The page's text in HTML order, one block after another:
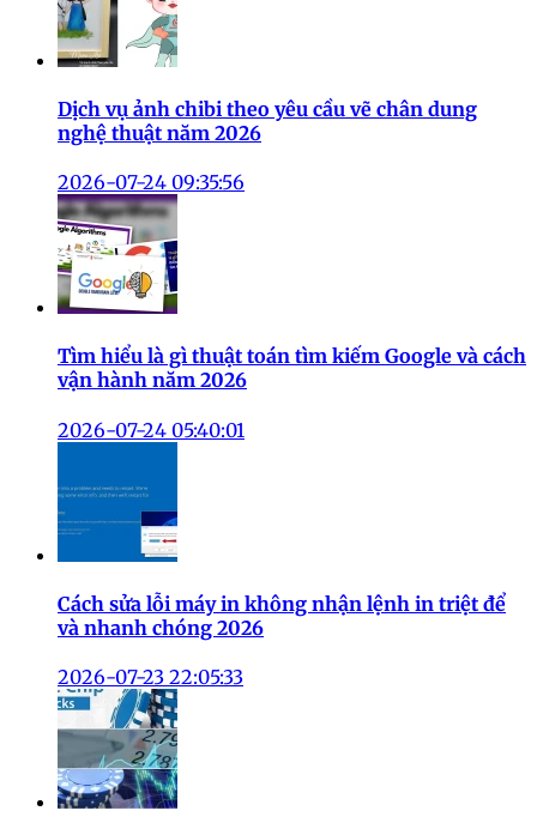
Dịch vụ ảnh chibi theo yêu cầu vẽ chân dung
nghệ thuật năm 2026
2026-07-24 09:35:56
Tìm hiểu là gì thuật toán tìm kiếm Google và cách
vận hành năm 2026
2026-07-24 05:40:01
Cách sửa lỗi máy in không nhận lệnh in triệt để
và nhanh chóng 2026
2026-07-23 22:05:33